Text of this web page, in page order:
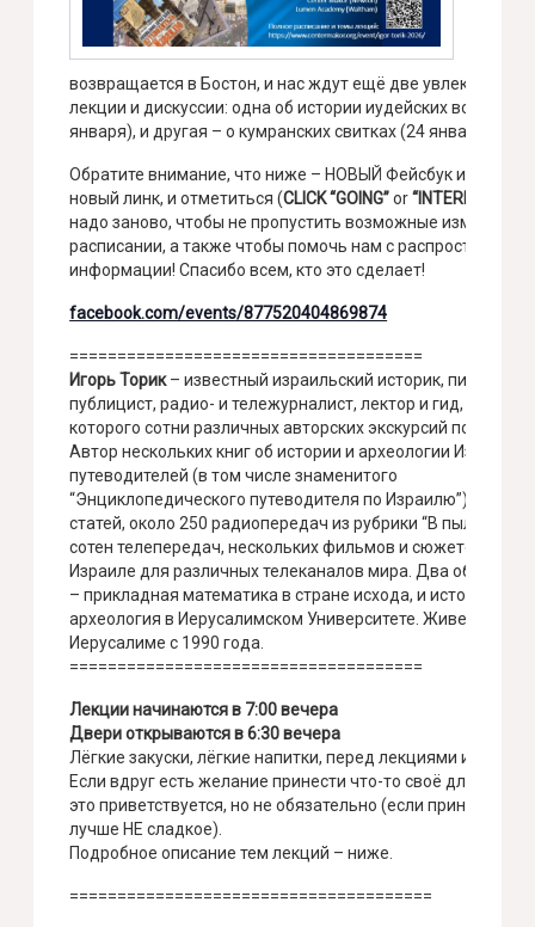
возвращается в Бостон, и нас ждут ещё две
лекции и дискуссии: одна об истории иудейских войн (23
января), и другая – о кумранских свитках (24 января).
Обратите внимание, что ниже – НОВЫЙ Фейсбук ивент, и
новый линк, и отметиться (CLICK “GOING”or“INTERESTED”
надо заново, чтобы не пропустить возможныe изменения
расписании, а также чтобы помочь нам с
информации! Спасибо всем, кто это сделает!
facebook.com/events/877520404869874
=====================================
Игорь Торик– известный израильский историк, писатель,
публицист, радио- и тележурналист, лектор и гид, в
которого сотни различных авторских экскурсий по
Автор нескольких книг об истории и археологии Израиля,
путеводителей (в том числе знаменитого
“Энциклопедического путеводителя по Израилю”), более
статей, около 250 радиопередач из рубрики “В пыли
сотен телепередач, нескольких фильмов и сюжетов об
Израиле для различных телеканалов мира. Два
– прикладная математика в стране исхода, и история и
археология в Иерусалимском Университете. Живет в
Иерусалиме с 1990 года.
=====================================
Лекции начинаются в 7:00 вечера
Двери открываются в 6:30 вечера
Лёгкие закуски, лёгкие напитки, перед лекциями и после
Если вдруг есть желание принести что-то своё для
это приветствуется, но не обязательно (если приносите,
лучше НЕ сладкое).
Подробное описание тем лекций – ниже.
======================================